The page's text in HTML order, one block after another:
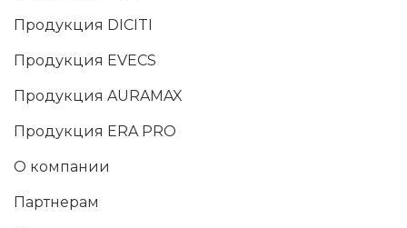
Продукция DICITI
Продукция EVECS
Продукция AURAMAX
Продукция ERA PRO
О компании
Партнерам